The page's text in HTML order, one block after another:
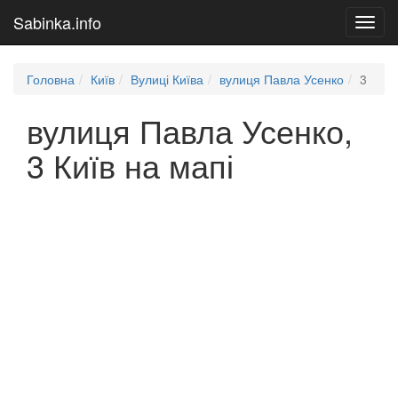
Sabinka.info
Головна Київ Вулиці Київа вулиця Павла Усенко 3
вулиця Павла Усенко,
3 Київ на мапі